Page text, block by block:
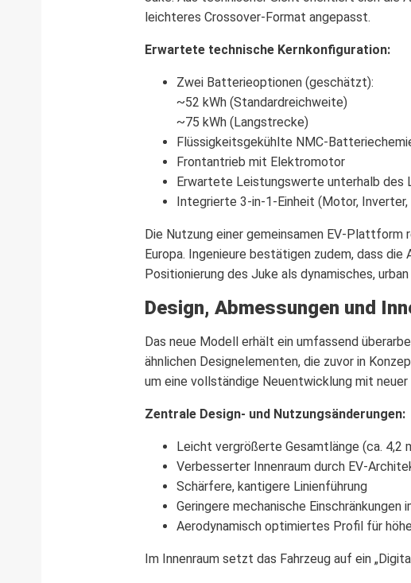
leichteres Crossover-Format angepasst.
Erwartete technische Kernkonfiguration:
Zwei Batterieoptionen (geschätzt):
~52 kWh (Standardreichweite)
~75 kWh (Langstrecke)
Flüssigkeitsgekühlte NMC-
Frontantrieb mit Elektromotor
Erwartete Leistungswerte unterhalb
Integrierte 3-in-1-Einheit (Motor, Inverter,
Die Nutzung einer gemeinsamen EV-
Europa. Ingenieure bestätigen zudem, dass
Positionierung des Juke als dynamisches,
Design, Abmessungen und
Das neue Modell erhält ein umfassend
ähnlichen Designelementen, die zuvor in
um eine vollständige Neuentwicklung mit
Zentrale Design- und Nutzungsänderungen:
Leicht vergrößerte Gesamtlänge (ca. 4,2
Verbesserter Innenraum durch EV-
Schärfere, kantigere Linienführung
Geringere mechanische
Aerodynamisch optimiertes Profil für
Im Innenraum setzt das Fahrzeug auf ein